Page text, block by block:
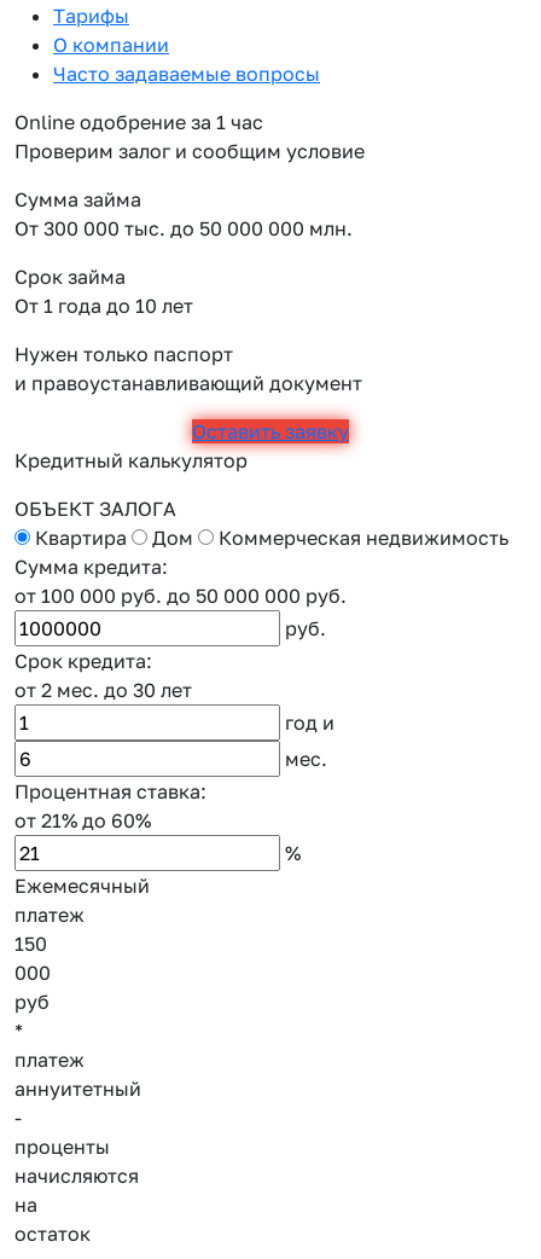
Тарифы
О компании
Часто задаваемые вопросы
Online одобрение за 1 час
Проверим залог и сообщим условие
Сумма займа
От 300 000 тыс. до 50 000 000 млн.
Срок займа
От 1 года до 10 лет
Нужен только паспорт
и правоустанавливающий документ
Оставить заявку
Кредитный калькулятор
ОБЪЕКТ ЗАЛОГА
Квартира
Дом
Коммерческая недвижимость
Сумма кредита:
от 100 000 руб. до 50 000 000 руб.
руб.
Срок кредита:
от 2 мес. до 30 лет
год и
мес.
Процентная ставка:
от 21% до 60%
%
Ежемесячный
платеж
150
000
руб
*
платеж
аннуитетный
-
проценты
начисляются
на
остаток